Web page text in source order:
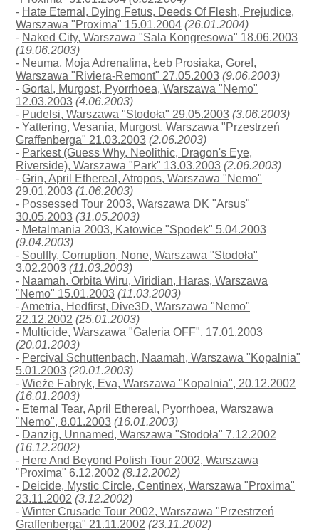
- Hate Eternal, Dying Fetus, Deeds Of Flesh, Prejudice,
Warszawa "Proxima" 15.01.2004 (26.01.2004)
- Naked City, Warszawa "Sala Kongresowa" 18.06.2003
(19.06.2003)
- Neuma, Moja Adrenalina, Łeb Prosiaka, Gore!,
Warszawa "Riviera-Remont" 27.05.2003 (9.06.2003)
-Gortal, Murgost, Pyorrhoea, Warszawa "Nemo"
12.03.2003 (4.06.2003)
- Pudelsi, Warszawa "Stodoła" 29.05.2003 (3.06.2003)
-Yattering, Vesania, Murgost, Warszawa "Przestrzeń
Graffenberga" 21.03.2003 (2.06.2003)
- Parkest (Guess Why, Neolithic, Dragon's Eye,
Riverside), Warszawa "Park" 13.03.2003 (2.06.2003)
-Grin, April Ethereal, Atropos, Warszawa "Nemo"
29.01.2003 (1.06.2003)
- Possessed Tour 2003, Warszawa DK "Arsus"
30.05.2003 (31.05.2003)
- Metalmania 2003, Katowice "Spodek" 5.04.2003
(9.04.2003)
- Soulfly, Corruption, None, Warszawa "Stodoła"
3.02.2003 (11.03.2003)
- Naamah, Orbita Wiru, Viridian, Haras, Warszawa
"Nemo" 15.01.2003 (11.03.2003)
-Ametria, Hedfirst, Dive3D, Warszawa "Nemo"
22.12.2002 (25.01.2003)
- Multicide, Warszawa "Galeria OFF", 17.01.2003
(20.01.2003)
- Percival Schuttenbach, Naamah, Warszawa "Kopalnia"
5.01.2003 (20.01.2003)
-Wieże Fabryk, Eva, Warszawa "Kopalnia", 20.12.2002
(16.01.2003)
- Eternal Tear, April Ethereal, Pyorrhoea, Warszawa
"Nemo", 8.01.2003 (16.01.2003)
- Danzig, Unnamed, Warszawa "Stodoła" 7.12.2002
(16.12.2002)
- Here And Beyond Polish Tour 2002, Warszawa
"Proxima" 6.12.2002 (8.12.2002)
- Deicide, Mystic Circle, Centinex, Warszawa "Proxima"
23.11.2002 (3.12.2002)
-Winter Crusade Tour 2002, Warszawa "Przestrzeń
Graffenberga" 21.11.2002 (23.11.2002)